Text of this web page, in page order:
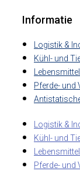
Informatie
Logistik &
Kühl- und
Pferde- und
Logistik &
Kühl- und
Pferde- und